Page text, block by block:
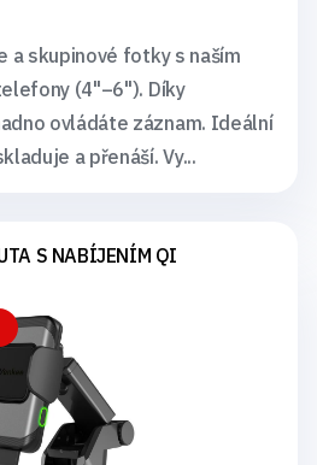
skupinové fotky s naším
(4"–6"). Díky
ovládáte záznam. Ideální
a přenáší. Vy...
S NABÍJENÍM QI